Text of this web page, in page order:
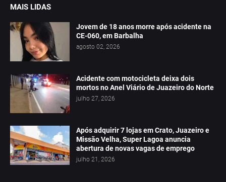
MAIS LIDAS
Jovem de 18 anos morre após acidente na
CE-060, em Barbalha
agosto 02, 2026
Acidente com motocicleta deixa dois
mortos no Anel Viário de Juazeiro do Norte
julho 27, 2026
Após adquirir 7 lojas em Crato, Juazeiro e
Missão Velha, Super Lagoa anuncia
abertura de novas vagas de emprego
julho 21, 2026